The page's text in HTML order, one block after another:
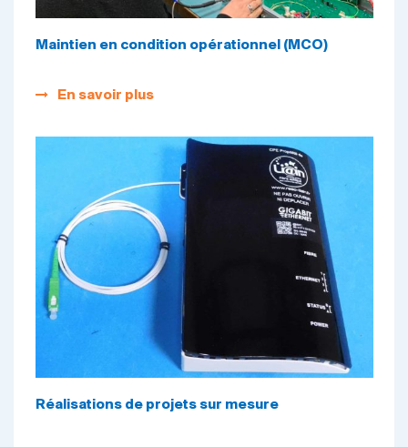
Maintien en condition opérationnel (MCO)
En savoir plus
Réalisations de projets sur mesure